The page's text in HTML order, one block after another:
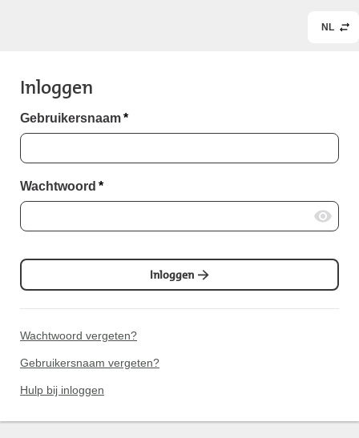
NL
Inloggen
Gebruikersnaam*
Wachtwoord *
Inloggen
Wachtwoord vergeten?
Gebruikersnaam vergeten?
Hulp bij inloggen